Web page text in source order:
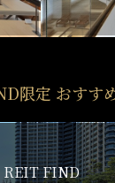
限定 おすす
リアルタイム